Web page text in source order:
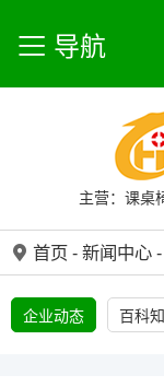
导航
主营：课桌
首页 - 新闻中心 -
企业动态 百科